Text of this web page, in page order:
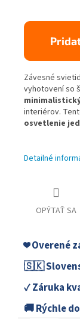
Závesné
vyhotovení so
interiérov.
osvetlenie
Detailné
OPÝTAŤ SA
❤️ Overené
🇸🇰
✓ Záruka
🚚 Rýchle